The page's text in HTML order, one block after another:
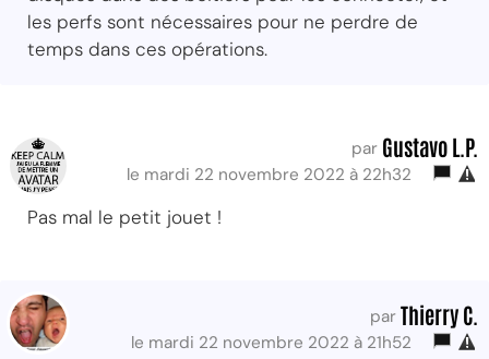
les perfs sont nécessaires pour ne perdre de
temps dans ces opérations.
par Gustavo L.P.
le mardi 22 novembre 2022 à 22h32
Pas mal le petit jouet !
par Thierry C.
le mardi 22 novembre 2022 à 21h52